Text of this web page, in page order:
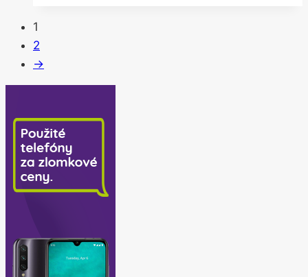
1
2
→